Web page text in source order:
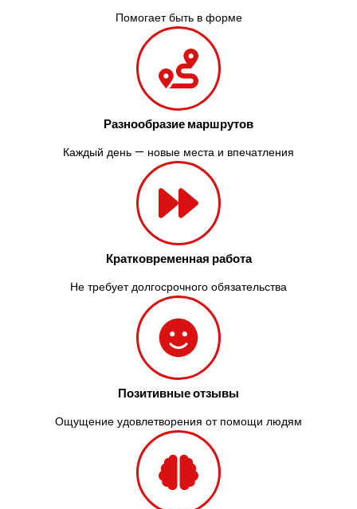
Помогает быть в форме
Разнообразие маршрутов
Каждый день — новые места и впечатления
Кратковременная работа
Не требует долгосрочного обязательства
Позитивные отзывы
Ощущение удовлетворения от помощи людям